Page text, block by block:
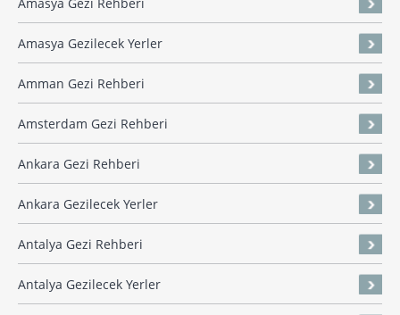
Amasya Gezilecek Yerler
Amman Gezi Rehberi
Amsterdam Gezi Rehberi
Ankara Gezi Rehberi
Ankara Gezilecek Yerler
Antalya Gezi Rehberi
Antalya Gezilecek Yerler